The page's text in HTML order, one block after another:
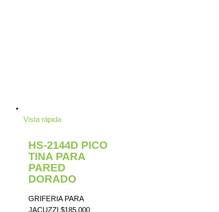
Vista rápida
HS-2144D PICO
TINA PARA
PARED
DORADO
GRIFERIA PARA
JACUZZI $185.000